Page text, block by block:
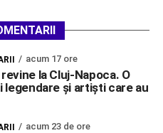
acum 17 ore
la Cluj-Napoca. O
legendare și artiști care au
acum 23 de ore